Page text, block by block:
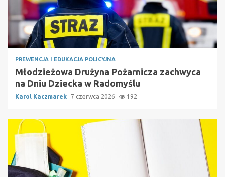
PREWENCJA I EDUKACJA POLICYJNA
Młodzieżowa Drużyna Pożarnicza zachwyca
na Dniu Dziecka w Radomyślu
Karol Kaczmarek 7 czerwca 2026 192